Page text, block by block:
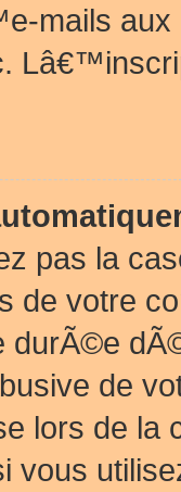
mails
pas la
de votre
durÃ©e
de
lors de
vous